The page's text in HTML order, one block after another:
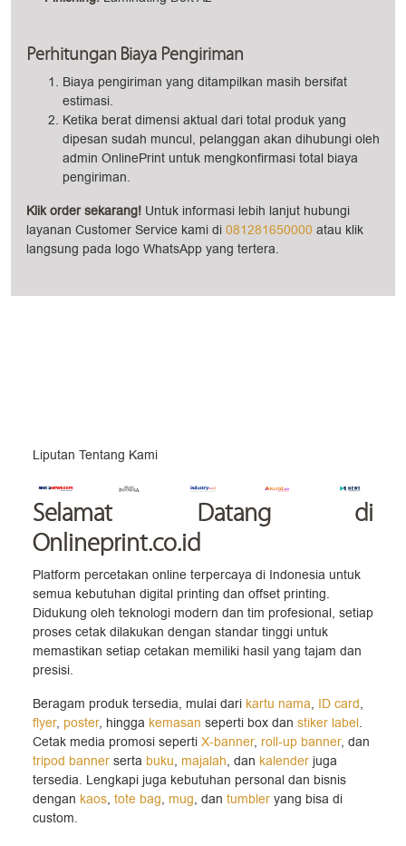
Perhitungan Biaya Pengiriman
Biaya pengiriman yang ditampilkan masih bersifat
estimasi.
Ketika berat dimensi aktual dari total produk yang
dipesan sudah muncul, pelanggan akan dihubungi oleh
admin OnlinePrint untuk mengkonfirmasi total biaya
pengiriman.
Klik order sekarang! Untuk informasi lebih lanjut hubungi
layanan Customer Service kami di 081281650000 atau klik
langsung pada logo WhatsApp yang tertera.
Liputan Tentang Kami
Selamat Datang di
Onlineprint.co.id
Platform percetakan online terpercaya di Indonesia untuk
semua kebutuhan digital printing dan offset printing.
Didukung oleh teknologi modern dan tim profesional, setiap
proses cetak dilakukan dengan standar tinggi untuk
memastikan setiap cetakan memiliki hasil yang tajam dan
presisi.
Beragam produk tersedia, mulai dari kartu nama, ID card,
flyer, poster, hingga kemasan seperti box dan stiker label.
Cetak media promosi seperti X-banner, roll-up banner, dan
tripod banner serta buku, majalah, dan kalender juga
tersedia. Lengkapi juga kebutuhan personal dan bisnis
dengan kaos, tote bag, mug, dan tumbler yang bisa di
custom.